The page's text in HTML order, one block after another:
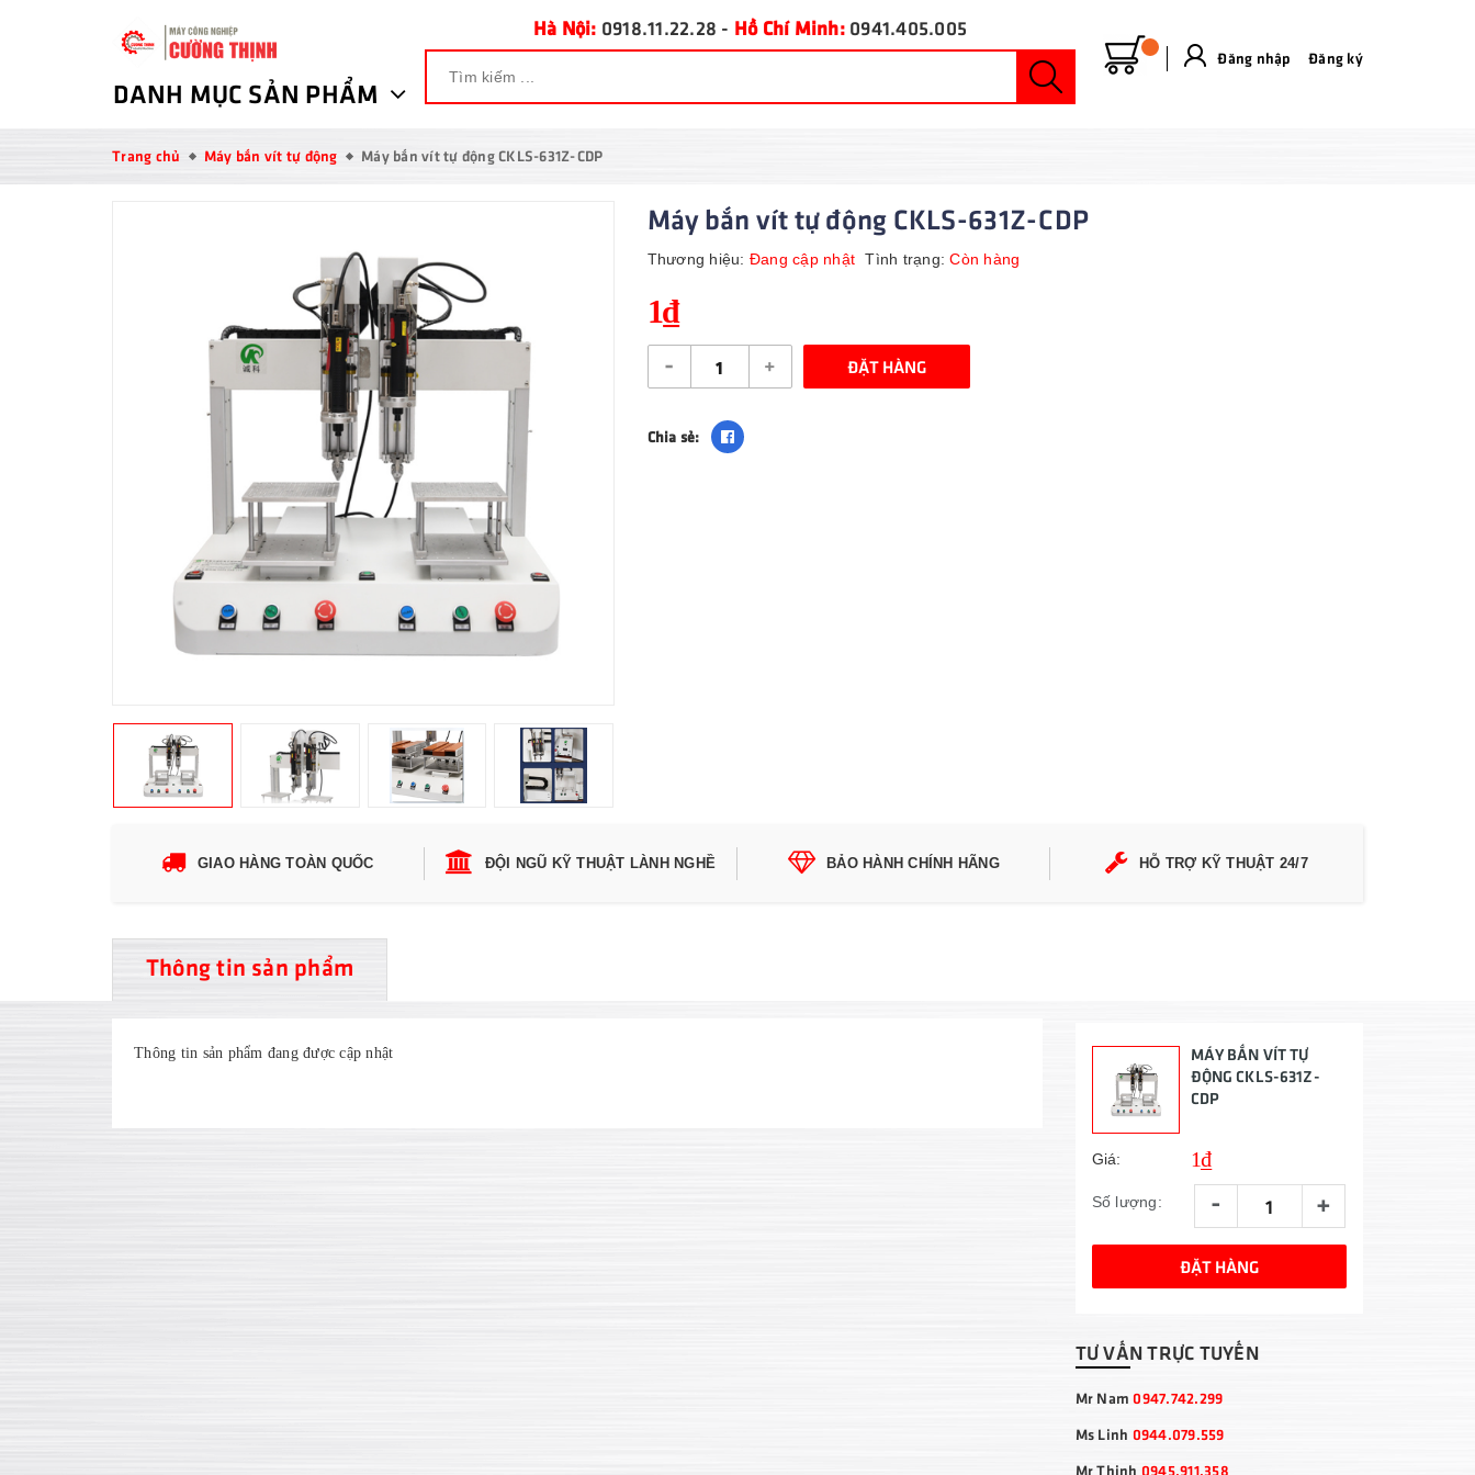
DANH MỤC SẢN PHẨM
Hà Nội: 0918.11.22.28 - Hồ Chí Minh: 0941.405.005
Đăng nhập Đăng ký
Trang chủ Máy bắn vít tự động Máy bắn vít tự động CKLS-631Z-CDP
Máy bắn vít tự động CKLS-631Z-CDP
Thương hiệu: Đang cập nhật Tình trạng:Còn hàng
1₫
- + ĐẶT HÀNG
Chia sẻ:
GIAO HÀNG TOÀN QUỐC ĐỘI NGŨ KỸ THUẬT LÀNH NGHỀ BẢO HÀNH CHÍNH HÃNG HỖ TRỢ KỸ THUẬT 24/7
Thông tin sản phẩm
Thông tin sản phẩm đang được cập nhật
MÁY BẮN VÍT TỰ
ĐỘNG CKLS-631Z-
CDP
Giá: 1₫
Số lượng: - +
ĐẶT HÀNG
TƯ VẤN TRỰC TUYẾN
Mr Nam0947.742.299
Ms Linh 0944.079.559
Mr Thịnh 0945.911.358